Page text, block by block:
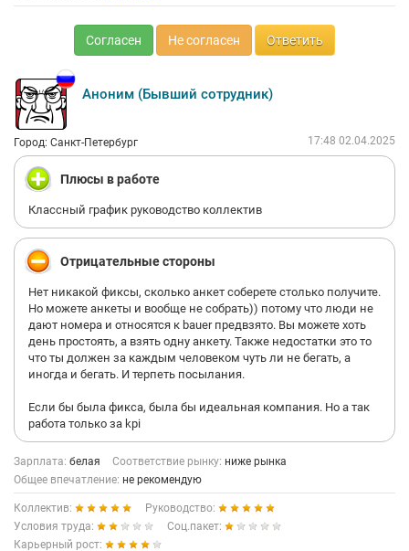
Согласен Не согласен Ответить
Аноним (Бывший сотрудник)
Город: Санкт-Петербург 17:48 02.04.2025
Плюсы в работе
Классный график руководство коллектив
Отрицательные стороны
Нет никакой фиксы, сколько анкет соберете столько получите.
Но можете анкеты и вообще не собрать)) потому что люди не
дают номера и относятся к bauer предвзято. Вы можете хоть
день простоять, а взять одну анкету. Также недостатки это то
что ты должен за каждым человеком чуть ли не бегать, а
иногда и бегать. И терпеть посылания.
Если бы была фикса, была бы идеальная компания. Но а так
работа только за kpi
Зарплата: белая Соответствие рынку: ниже рынка
Общее впечатление: не рекомендую
Коллектив:
Руководство:
Условия труда:
Соц.пакет:
Карьерный рост: